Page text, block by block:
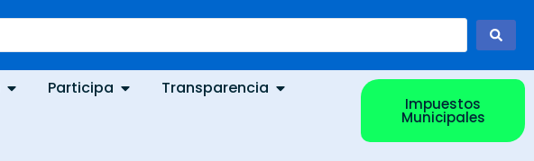
Participa
Transparencia
Impuestos
Municipales